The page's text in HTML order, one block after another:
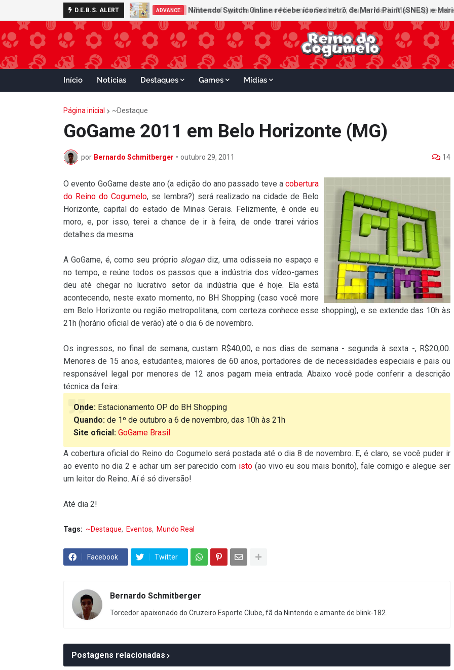
D.E.B.S. ALERT ADVANCE Nintendo Switch Online recebe ícones retrô de Mario Paint (SNES) e
Início Notícias Destaques Games Mídias
Página inicial ~Destaque
GoGame 2011 em Belo Horizonte (MG)
por Bernardo Schmitberger • outubro 29, 2011 14
O evento GoGame deste ano (a edição do ano passado teve a cobertura
do Reino do Cogumelo, se lembra?) será realizado na cidade de Belo
Horizonte, capital do estado de Minas Gerais. Felizmente, é onde eu
moro, e, por isso, terei a chance de ir à feira, de onde trarei vários
detalhes da mesma.
A GoGame, é, como seu próprio slogandiz, uma odisseia no espaço e
no tempo, e reúne todos os passos que a indústria dos vídeo-games
deu até chegar no lucrativo setor da indústria que é hoje. Ela está
acontecendo, neste exato momento, no BH Shopping (caso você more
em Belo Horizonte ou região metropolitana, com certeza conhece esse shopping), e se extende das 10h às
21h (horário oficial de verão) até o dia 6 de novembro.
Os ingressos, no final de semana, custam R$40,00, e nos dias de semana - segunda à sexta -, R$20,00.
Menores de 15 anos, estudantes, maiores de 60 anos, portadores de de necessidades especiais e pais ou
responsável legal por menores de 12 anos pagam meia entrada. Abaixo você pode conferir a descrição
técnica da feira:
Onde: Estacionamento OP do BH Shopping
Quando: de 1º de outubro a 6 de novembro, das 10h às 21h
Site oficial: GoGame Brasil
A cobertura oficial do Reino do Cogumelo será postada até o dia 8 de novembro. E, é claro, se você puder ir
ao evento no dia 2 e achar um ser parecido com isto (ao vivo eu sou mais bonito), fale comigo e alegue ser
um leitor do Reino. Aí é só diversão!
Até dia 2!
Tags: ~Destaque Eventos Mundo Real
Facebook Twitter
Bernardo Schmitberger
Torcedor apaixonado do Cruzeiro Esporte Clube, fã da Nintendo e amante de blink-182.
Postagens relacionadas